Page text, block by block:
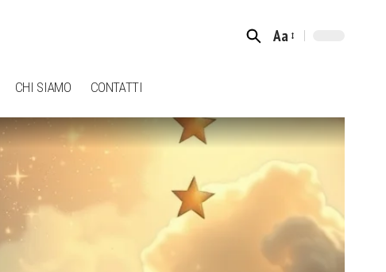
Font
Aa
CHI SIAMO CONTATTI